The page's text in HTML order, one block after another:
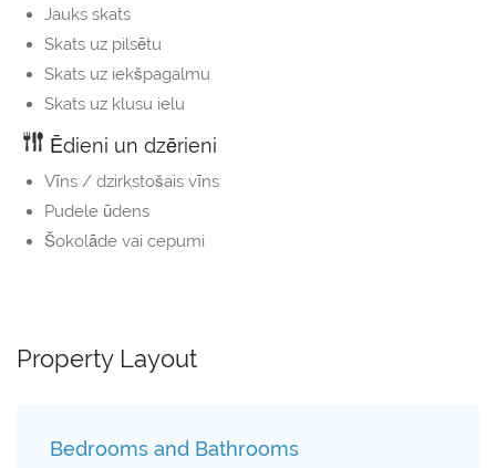
Jauks skats
Skats uz pilsētu
Skats uz iekšpagalmu
Skats uz klusu ielu
Ēdieni un dzērieni
Vīns / dzirkstošais vīns
Pudele ūdens
Šokolāde vai cepumi
Property Layout
Bedrooms and Bathrooms